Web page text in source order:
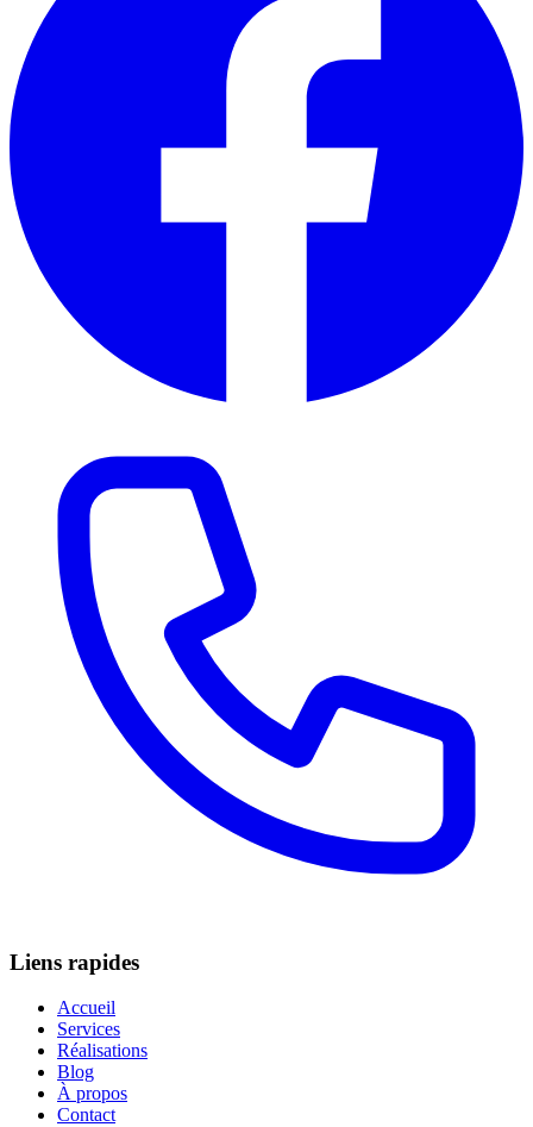
Liens rapides
Accueil
Services
Réalisations
Blog
À propos
Contact